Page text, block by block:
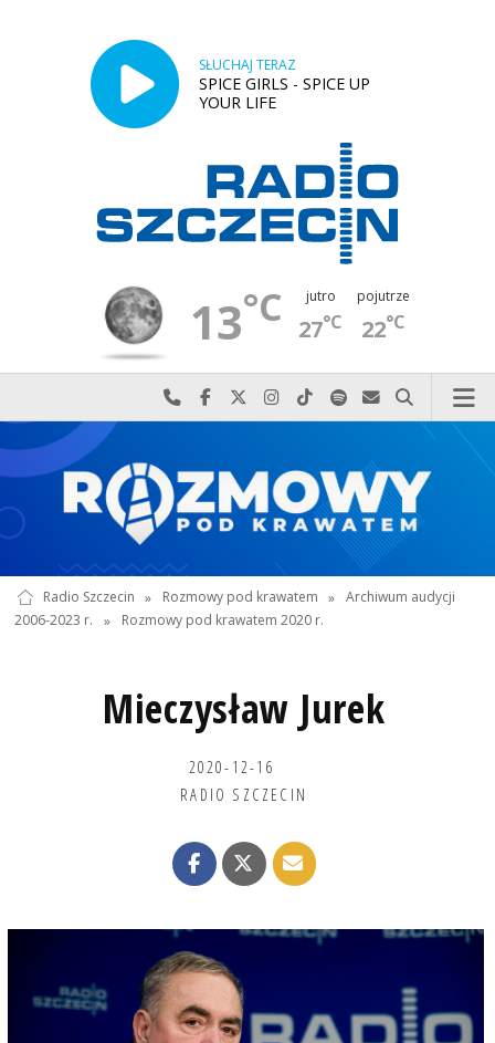
SŁUCHAJ TERAZ
SPICE GIRLS - SPICE UP
YOUR LIFE
13°C jutro
27°C
pojutrze
22°C
Najlepiej po prostu do nas zadzwoń
Odwiedź nas na Facebook-u
Odwiedź nas na X
Odwiedź nas na Instagram-ie
Odwiedź nas na TikTok-u
Szukaj nas na Spotify
Wyślij do nas
Szukaj
Radio Szczecin » Rozmowy pod krawatem » Archiwum audycji
2006-2023 r.
» Rozmowy pod krawatem 2020 r.
Mieczysław Jurek
2020-12-16
RADIO SZCZECIN